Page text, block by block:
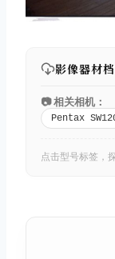
影像器材
📷 相关相机：
Pentax
点击型号标签，